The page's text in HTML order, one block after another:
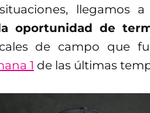
llegamos
oportunidad de
de campo que
1 de las últimas